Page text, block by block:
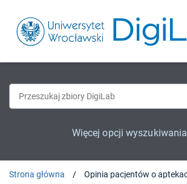
Więcej opcji wyszukiwania
Strona główna